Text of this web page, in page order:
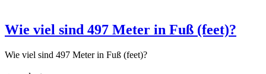
Wie viel sind 497 Meter in Fuß (feet)?
Wie viel sind 497 Meter in Fuß (feet)?